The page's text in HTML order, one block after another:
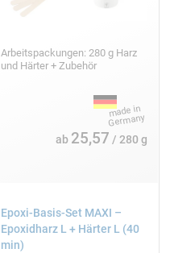
Arbeitspackungen: 280 g Harz
und Härter + Zubehör
ab 25,57 / 280 g
Epoxi-Basis-Set MAXI –
Epoxidharz L + Härter L (40
min)